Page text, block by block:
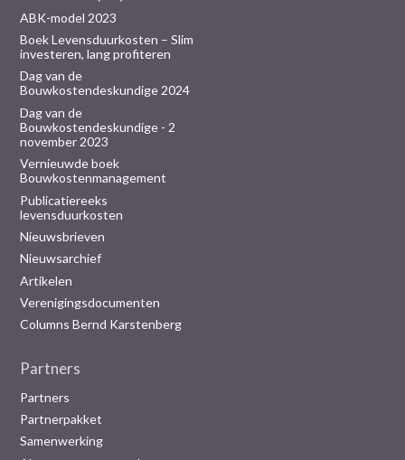
ABK-model 2023
Boek Levensduurkosten – Slim
investeren, lang profiteren
Dag van de
Bouwkostendeskundige 2024
Dag van de
Bouwkostendeskundige - 2
november 2023
Vernieuwde boek
Bouwkostenmanagement
Publicatiereeks
levensduurkosten
Nieuwsbrieven
Nieuwsarchief
Artikelen
Verenigingsdocumenten
Columns Bernd Karstenberg
Partners
Partners
Partnerpakket
Samenwerking